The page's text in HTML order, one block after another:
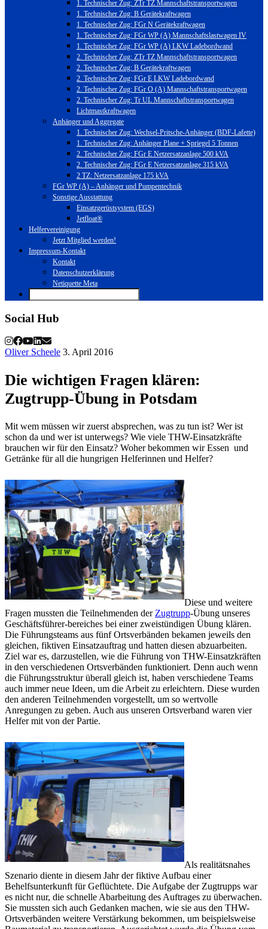
1. Technischer Zug: ZTr TZ Mannschaftstransportwagen
1. Technischer Zug: B Gerätekraftwagen
1. Technischer Zug: FGr N Gerätekraftwagen
1. Technischer Zug: FGr WP (A) Mannschaftslastwagen IV
1. Technischer Zug: FGr WP (A) LKW Ladebordwand
2. Technischer Zug: ZTr TZ Mannschaftstransportwagen
2. Technischer Zug: B Gerätekraftwagen
2. Technischer Zug: FGr E LKW Ladebordwand
2. Technischer Zug: FGr O (A) Mannschaftstransportwagen
2. Technischer Zug: Tr UL Mannschaftstransportwagen
Lichtmastkraftwagen
Anhänger und Aggregate
1. Technischer Zug: Wechsel-Pritsche-Anhänger (BDF-Lafette)
1. Technischer Zug: Anhänger Plane + Spriegel 5 Tonnen
2. Technischer Zug: FGr E Netzersatzanlage 500 kVA
2. Technischer Zug: FGr E Netzersatzanlage 315 kVA
2 TZ: Netzersatzanlage 175 kVA
FGr WP (A) – Anhänger und Pumpentechnik
Sonstige Ausstattung
Einsatzgerüstsystem (EGS)
Jetfloat®
Helfervereinigung
Jetzt Mitglied werden!
Impressum-Kontakt
Kontakt
Datenschutzerklärung
Netiquette Meta
Social Hub
Oliver Scheele 3. April 2016
Die wichtigen Fragen klären:
Zugtrupp-Übung in Potsdam
Mit wem müssen wir zuerst absprechen, was zu tun ist? Wer ist
schon da und wer ist unterwegs? Wie viele THW-Einsatzkräfte
brauchen wir für den Einsatz? Woher bekommen wir Essen und
Getränke für all die hungrigen Helferinnen und Helfer?
Diese und weitere
Fragen mussten die Teilnehmenden der Zugtrupp-Übung unseres
Geschäftsführer-bereiches bei einer zweistündigen Übung klären.
Die Führungsteams aus fünf Ortsverbänden bekamen jeweils den
gleichen, fiktiven Einsatzauftrag und hatten diesen abzuarbeiten.
Ziel war es, darzustellen, wie die Führung von THW-Einsatzkräften
in den verschiedenen Ortsverbänden funktioniert. Denn auch wenn
die Führungsstruktur überall gleich ist, haben verschiedene Teams
auch immer neue Ideen, um die Arbeit zu erleichtern. Diese wurden
den anderen Teilnehmenden vorgestellt, um so wertvolle
Anregungen zu geben. Auch aus unseren Ortsverband waren vier
Helfer mit von der Partie.
Als realitätsnahes
Szenario diente in diesem Jahr der fiktive Aufbau einer
Behelfsunterkunft für Geflüchtete. Die Aufgabe der Zugtrupps war
es nicht nur, die schnelle Abarbeitung des Auftrages zu überwachen.
Sie mussten sich auch Gedanken machen, wie sie aus den THW-
Ortsverbänden weitere Verstärkung bekommen, um beispielsweise